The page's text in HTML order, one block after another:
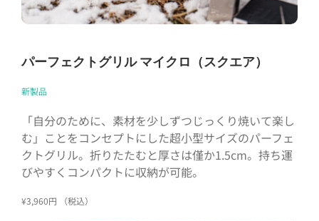
パーフェクトグリル マイクロ（スクエア）
新製品
「自分のために、素材を少しずつじっくり焼いて楽し
む」ことをコンセプトにした超小型サイズのパーフェ
クトグリル。折りたたむと厚さは僅か1.5cm。持ち運
びやすくコンパクトに収納が可能。
¥3,960円 （税込）